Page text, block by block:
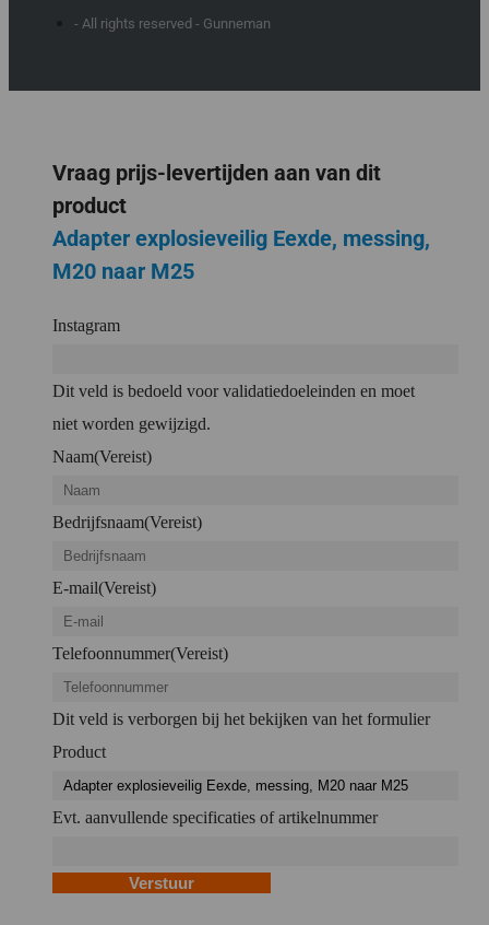
- All rights reserved - Gunneman
Vraag prijs-levertijden aan van dit
product
Adapter explosieveilig Eexde, messing,
M20 naar M25
Instagram
Dit veld is bedoeld voor validatiedoeleinden en moet
niet worden gewijzigd.
Naam(Vereist)
Bedrijfsnaam(Vereist)
E-mail(Vereist)
Telefoonnummer(Vereist)
Dit veld is verborgen bij het bekijken van het formulier
Product
Evt. aanvullende specificaties of artikelnummer